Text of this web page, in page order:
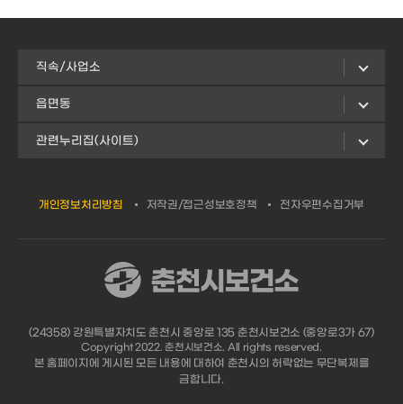
직속/사업소
읍면동
관련누리집(사이트)
개인정보처리방침 저작권/접근성보호정책 전자우편수집거부
(24358) 강원특별자치도 춘천시 중앙로 135 춘천시보건소 (중앙로3가 67)
Copyright 2022. 춘천시보건소. All rights reserved.
본 홈페이지에 게시된 모든 내용에 대하여 춘천시의 허락없는 무단복제를
금합니다.